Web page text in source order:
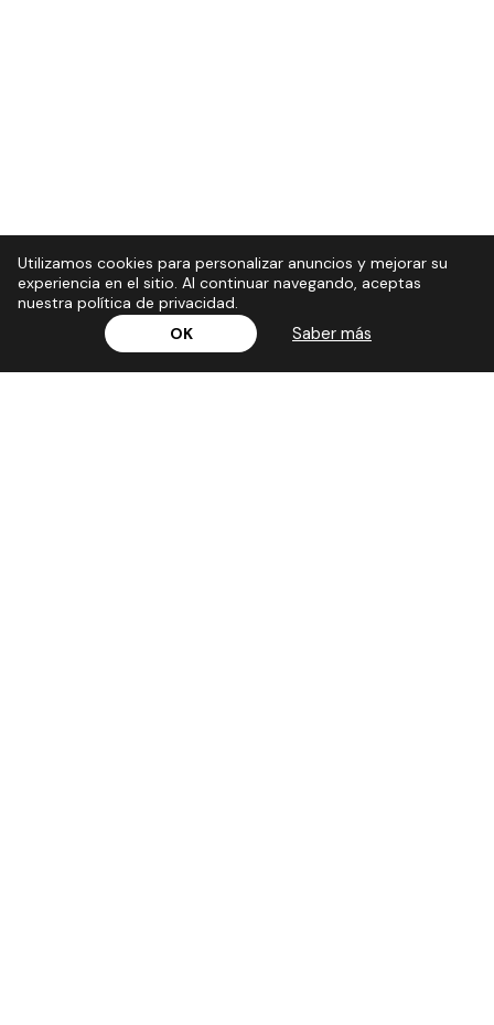
Utilizamos cookies para personalizar anuncios y mejorar su
experiencia en el sitio. Al continuar navegando, aceptas
nuestra política de privacidad.
OK
Saber más